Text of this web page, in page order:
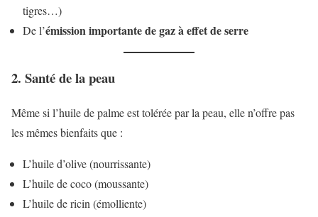
tigres…)
De l’émission importante de gaz à effet de serre
2. Santé de la peau
Même si l’huile de palme est tolérée par la peau, elle n’offre pas
les mêmes bienfaits que :
L’huile d’olive (nourrissante)
L’huile de coco (moussante)
L’huile de ricin (émolliente)